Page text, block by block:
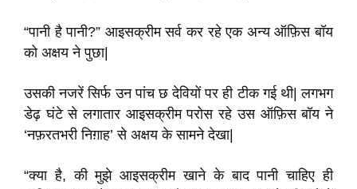
“पानी है पानी?” आइसक्रीम सर्व कर रहे एक अन्य ऑफ़िस बॉय
को अक्षय ने पुछा|
उसकी नजरें सिर्फ उन पांच छ देवियों पर ही टीक गई थी| लगभग
डेढ़ घंटे से लगातार आइसक्रीम परोस रहे उस ऑफ़िस बॉय ने
‘नफ़रतभरी निग़ाह’ से अक्षय के सामने देखा|
“क्या है, की मुझे आइसक्रीम खाने के बाद पानी चाहिए ही